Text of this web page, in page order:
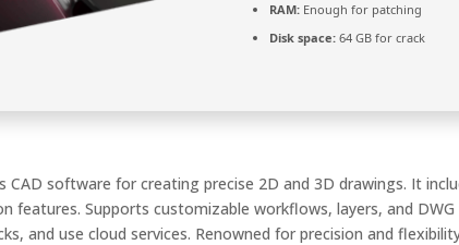
RAM: Enough for patching
Disk space: 64 GB for crack
CAD software for creating precise 2D and 3D drawings. It
features. Supports customizable workflows, layers, and
and use cloud services. Renowned for precision and